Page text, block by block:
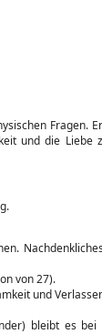
Fragen.
und die Liebe
von 27).
und
bleibt es bei